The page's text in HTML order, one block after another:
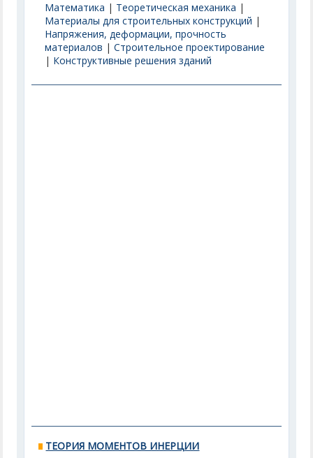
Математика | Теоретическая механика |
Материалы для строительных конструкций |
Напряжения, деформации, прочность
материалов |Строительное проектирование
| Конструктивные решения зданий
ТЕОРИЯ МОМЕНТОВ ИНЕРЦИИ